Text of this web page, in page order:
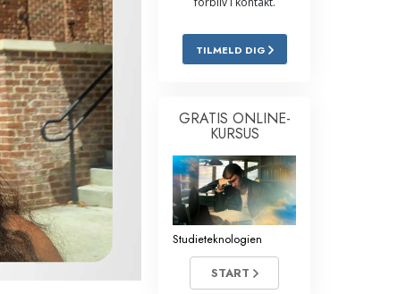
Løsninger til stoffer
Børn
Redskaber til arbejdspladsen
Etik og tilstandene
Årsagen til undertrykkelse
Undersøgelser
Organiseringens grundlag
Det grundlæggende om public
TILMELD DIG
GRATIS ONLINE-
KURSUS
Studieteknologien
START